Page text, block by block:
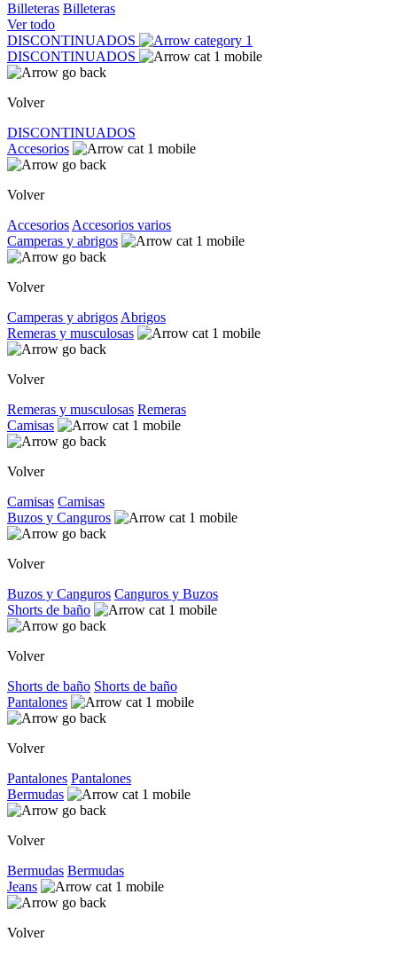
Billeteras Billeteras
Ver todo
DISCONTINUADOS
DISCONTINUADOS
Volver
DISCONTINUADOS
Accesorios
Volver
Accesorios Accesorios varios
Camperas y abrigos
Volver
Camperas y abrigos Abrigos
Remeras y musculosas
Volver
Remeras y musculosas Remeras
Camisas
Volver
Camisas Camisas
Buzos y Canguros
Volver
Buzos y Canguros Canguros y Buzos
Shorts de baño
Volver
Shorts de baño Shorts de baño
Pantalones
Volver
Pantalones Pantalones
Bermudas
Volver
Bermudas Bermudas
Jeans
Volver